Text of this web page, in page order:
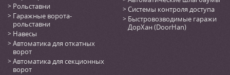
Рольставни
Гаражные ворота-
рольставни
Навесы
Автоматика для откатных
ворот
Автоматика для секционных
ворот
Системы контроля доступа
Быстровозводимые гаражи
ДорХан (DoorHan)